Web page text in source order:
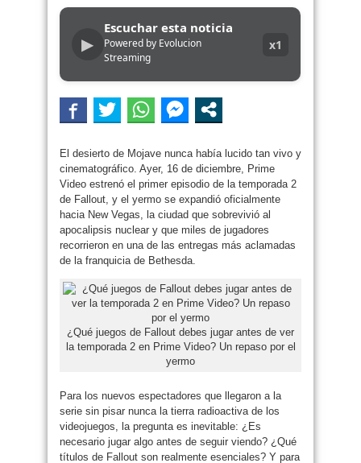
▶
Escuchar esta noticia
Powered by Evolucion
Streaming
x1
El desierto de Mojave nunca había lucido tan vivo y
cinematográfico. Ayer, 16 de diciembre, Prime
Video estrenó el primer episodio de la temporada 2
de Fallout, y el yermo se expandió oficialmente
hacia New Vegas, la ciudad que sobrevivió al
apocalipsis nuclear y que miles de jugadores
recorrieron en una de las entregas más aclamadas
de la franquicia de Bethesda.
¿Qué juegos de Fallout debes jugar antes de ver
la temporada 2 en Prime Video? Un repaso por el
yermo
Para los nuevos espectadores que llegaron a la
serie sin pisar nunca la tierra radioactiva de los
videojuegos, la pregunta es inevitable: ¿Es
necesario jugar algo antes de seguir viendo? ¿Qué
títulos de Fallout son realmente esenciales? Y para